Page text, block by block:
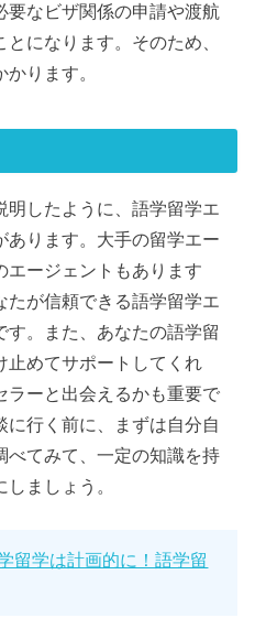
要なビザ関係の申請や渡航
になります。そのため、
ります。
明したように、語学留学エ
あります。大手の留学エー
エージェントもあります
たが信頼できる語学留学エ
す。また、あなたの語学留
止めてサポートしてくれ
ラーと出会えるかも重要で
行く前に、まずは自分自
べてみて、一定の知識を持
ましょう。
留学は計画的に！語学留